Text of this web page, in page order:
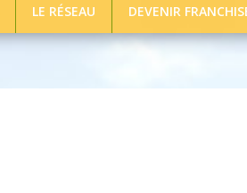
LE RÉSEAU DEVENIR